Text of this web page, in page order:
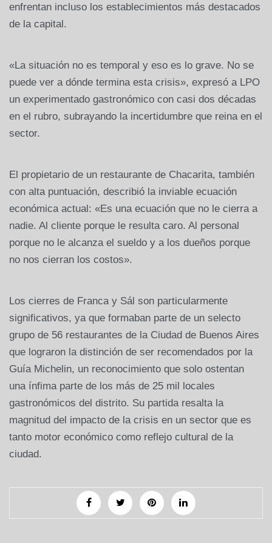
enfrentan incluso los establecimientos más destacados
de la capital.
«La situación no es temporal y eso es lo grave. No se
puede ver a dónde termina esta crisis», expresó a LPO
un experimentado gastronómico con casi dos décadas
en el rubro, subrayando la incertidumbre que reina en el
sector.
El propietario de un restaurante de Chacarita, también
con alta puntuación, describió la inviable ecuación
económica actual: «Es una ecuación que no le cierra a
nadie. Al cliente porque le resulta caro. Al personal
porque no le alcanza el sueldo y a los dueños porque
no nos cierran los costos».
Los cierres de Franca y Sál son particularmente
significativos, ya que formaban parte de un selecto
grupo de 56 restaurantes de la Ciudad de Buenos Aires
que lograron la distinción de ser recomendados por la
Guía Michelin, un reconocimiento que solo ostentan
una ínfima parte de los más de 25 mil locales
gastronómicos del distrito. Su partida resalta la
magnitud del impacto de la crisis en un sector que es
tanto motor económico como reflejo cultural de la
ciudad.